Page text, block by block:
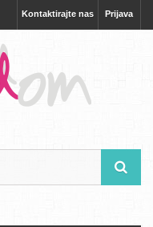
Prijava
Kontaktirajte nas